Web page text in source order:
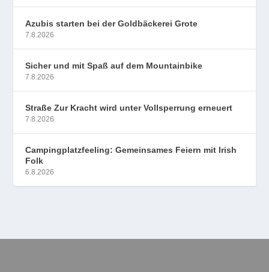
Azubis starten bei der Goldbäckerei Grote
7.8.2026
Sicher und mit Spaß auf dem Mountainbike
7.8.2026
Straße Zur Kracht wird unter Vollsperrung erneuert
7.8.2026
Campingplatzfeeling: Gemeinsames Feiern mit Irish
Folk
6.8.2026